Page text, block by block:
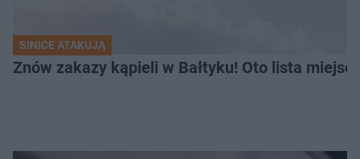
SINICE ATAKUJĄ
Znów zakazy kąpieli w Bałtyku! Oto lista miejsc